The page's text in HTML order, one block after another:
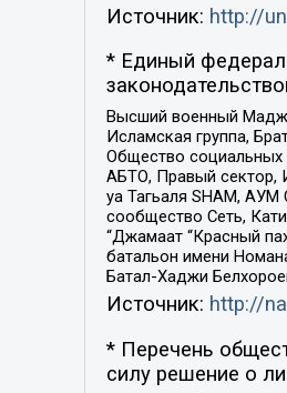
Источник: http://
* Единый
Высший военный
Исламская группа,
Общество
АБТО, Правый сектор,
уа Тагьаля SHAM,
сообщество Сеть,
“Джамаат “Красный
батальон имени
Батал-Хаджи
Источник: http://
* Перечень
силу решение о